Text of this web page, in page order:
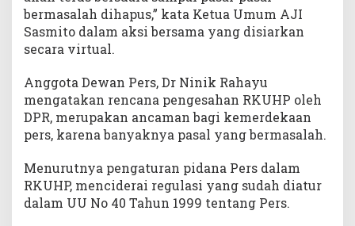
bermasalah dihapus,” kata Ketua Umum AJI
Sasmito dalam aksi bersama yang disiarkan
secara virtual.
Anggota Dewan Pers, Dr Ninik Rahayu
mengatakan rencana pengesahan RKUHP oleh
DPR, merupakan ancaman bagi kemerdekaan
pers, karena banyaknya pasal yang bermasalah.
Menurutnya pengaturan pidana Pers dalam
RKUHP, menciderai regulasi yang sudah diatur
dalam UU No 40 Tahun 1999 tentang Pers.